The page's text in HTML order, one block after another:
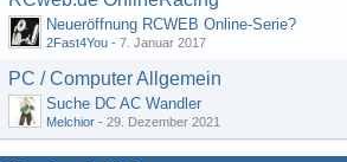
Neueröffnung RCWEB Online-Serie?
2Fast4You - 7. Januar 2017
PC / Computer Allgemein
Suche DC AC Wandler
Melchior - 29. Dezember 2021